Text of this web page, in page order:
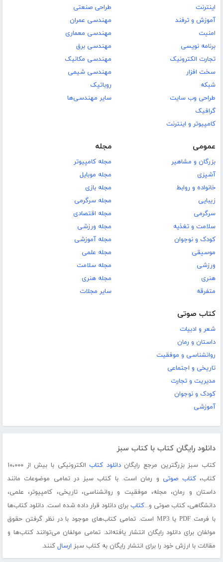
اینترنت
آموزش و ترفند
امنیت
برنامه نویسی
تجارت الکترونیک
سخت افزار
شبکه
طراحی وب سایت
گرافیک
کامپیوتر و اینترنت
طراحی صنعتی
مهندسی عمران
مهندسی معماری
مهندسی برق
مهندسی مکانیک
مهندسی شیمی
روباتیک
سایر مهندسی‌ها
عمومی
بزرگان و مشاهیر
آشپزی
خانواده و روابط
زیبایی
سرگرمی
سلامت و تغذیه
کودک و نوجوان
موسیقی
ورزشی
هنری
متفرقه
مجله
مجله کامپیوتر
مجله موبایل
مجله بازی
مجله سرگرمی
مجله اقتصادی
مجله ورزشی
مجله آموزشی
مجله علمی
مجله سلامت
مجله هنری
سایر مجلات
کتاب صوتی
شعر و ادبیات
داستان و رمان
روانشناسی و موفقیت
تاریخی و اجتماعی
مدیریت و تجارت
کودک و نوجوان
آموزشی
دانلود رایگان کتاب با کتاب سبز
کتاب سبز بزرگترین مرجع رایگاندانلود کتاب
الکترونیکی با بیش از ۱۰،۰۰۰
کتاب،کتاب صوتی و رمان است. با کتاب سبز در تمامی موضوعات مانند
داستان و رمان، مجله، موفقیت و روانشناسی، تاریخی، کامپیوتر، علمی،
دانشگاهی، کتاب صوتی و...کتاب برای دانلود قرار داده شده است. دانلود کتاب‌ها
با فرمت PDF یا MP3 است. تمامی کتاب‌های موجود با در نظر گرفتن حقوق
مولفان برای دانلود رایگان انتشار یافته‌اند. تمامی مولفان می‌توانند کتاب‌ها و
مقالات با ارزش خود را برای انتشار رایگان به کتاب سبز ارسال کنند.